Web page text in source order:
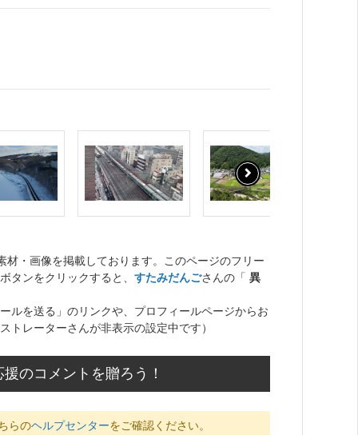
・画像を掲載しております。このページのフリー
タンをクリックすると、 すたみだんごさんの「 異
ルを送る」のリンクや、プロフィールページからお
トレーターさんが非表示の設定中です）
のコメントを贈ろう！
らのヘルプセンターをご確認ください。